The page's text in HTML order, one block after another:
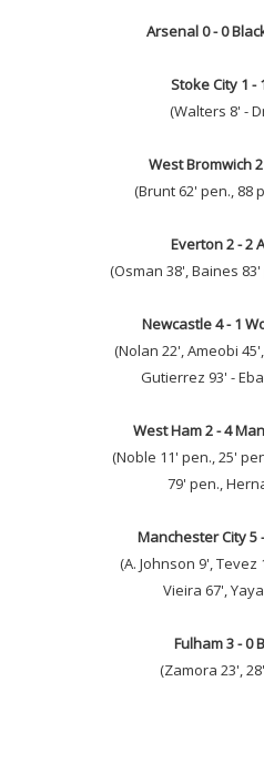
Arsenal 0 - 0
Stoke City 1 -
(Walters 8' -
West Bromwich
(Brunt 62' pen., 88
Everton 2 - 2
(Osman 38', Baines
Newcastle 4 - 1
(Nolan 22', Ameobi
Gutierrez 93' -
West Ham 2 - 4
(Noble 11' pen., 25'
79' pen.,
Manchester City 5
(A. Johnson 9', Tevez
Vieira 67',
Fulham 3 - 0
(Zamora 23',